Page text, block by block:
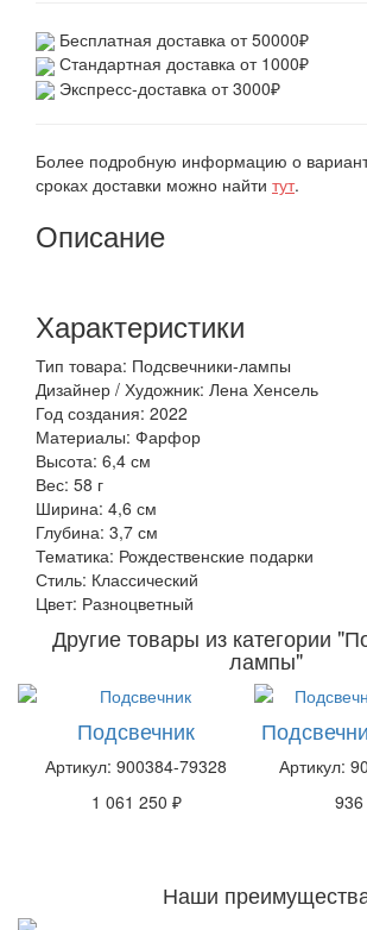
Бесплатная доставка от 50000₽
Стандартная доставка от 1000₽
Экспресс-доставка от 3000₽
Более подробную информацию о
сроках доставки можно найти тут.
Описание
Характеристики
Тип товара: Подсвечники-лампы
Дизайнер / Художник: Лена Хенсель
Год создания: 2022
Материалы: Фарфор
Высота: 6,4 см
Вес: 58 г
Ширина: 4,6 см
Глубина: 3,7 см
Тематика: Рождественские подарки
Стиль: Классический
Цвет: Разноцветный
Другие товары из категории
лампы"
Подсвечник
Артикул: 900384-79328
1 061 250 ₽
Артикул:
Наши